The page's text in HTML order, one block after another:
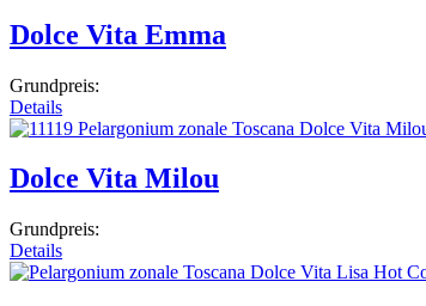
Dolce Vita Emma
Grundpreis:
Details
Dolce Vita Milou
Grundpreis:
Details